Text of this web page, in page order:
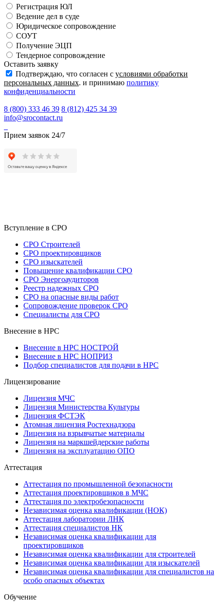
Регистрация ЮЛ
Ведение дел в суде
Юридическое сопровождение
СОУТ
Получение ЭЦП
Тендерное сопровождение
Оставить заявку
Подтверждаю, что согласен с условиями обработки
персональных данных. и принимаю политику
конфиденциальности
8 (800) 333 46 39 8 (812) 425 34 39
info@srocontact.ru
Прием заявок 24/7
Вступление в СРО
СРО Строителей
СРО проектировщиков
СРО изыскателей
Повышение квалификации СРО
СРО Энергоаудиторов
Реестр надежных СРО
СРО на опасные виды работ
Сопровождение проверок СРО
Специалисты для СРО
Внесение в НРС
Внесение в НРС НОСТРОЙ
Внесение в НРС НОПРИЗ
Подбор специалистов для подачи в НРС
Лицензирование
Лицензия МЧС
Лицензия Министерства Культуры
Лицензия ФСТЭК
Атомная лицензия Ростехнадзора
Лицензия на взрывчатые материалы
Лицензия на маркшейдерские работы
Лицензия на эксплуатацию ОПО
Аттестация
Аттестация по промышленной безопасности
Аттестация проектировщиков в МЧС
Аттестация по электробезопасности
Независимая оценка квалификации (НОК)
Аттестация лаборатории ЛНК
Аттестация специалистов НК
Независимая оценка квалификации для
проектировщиков
Независимая оценка квалификации для строителей
Независимая оценка квалификации для изыскателей
Независимая оценка квалификации для специалистов на
особо опасных объектах
Обучение